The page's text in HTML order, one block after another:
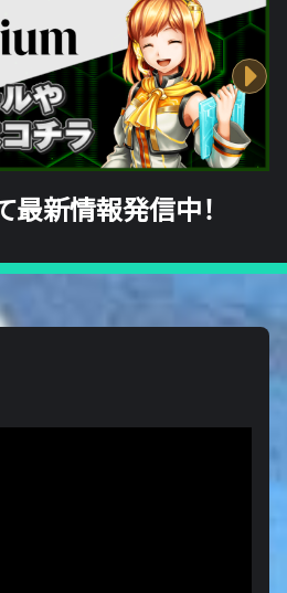
最新情報発信中！